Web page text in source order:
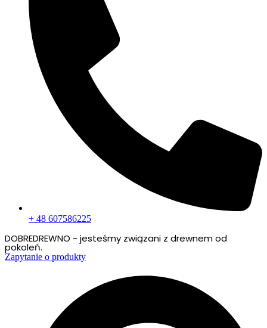
+ 48 607586225
DOBREDREWNO - jesteśmy związani z drewnem od
pokoleń.
Zapytanie o produkty